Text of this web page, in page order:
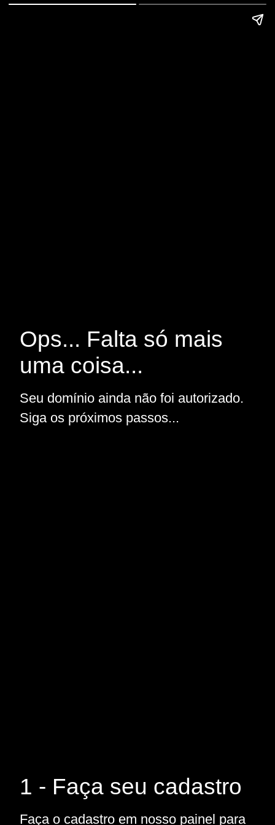
Ops... Falta só mais
uma coisa...
Seu domínio ainda não foi autorizado.
Siga os próximos passos...
1 - Faça seu cadastro
Faça o cadastro em nosso painel para